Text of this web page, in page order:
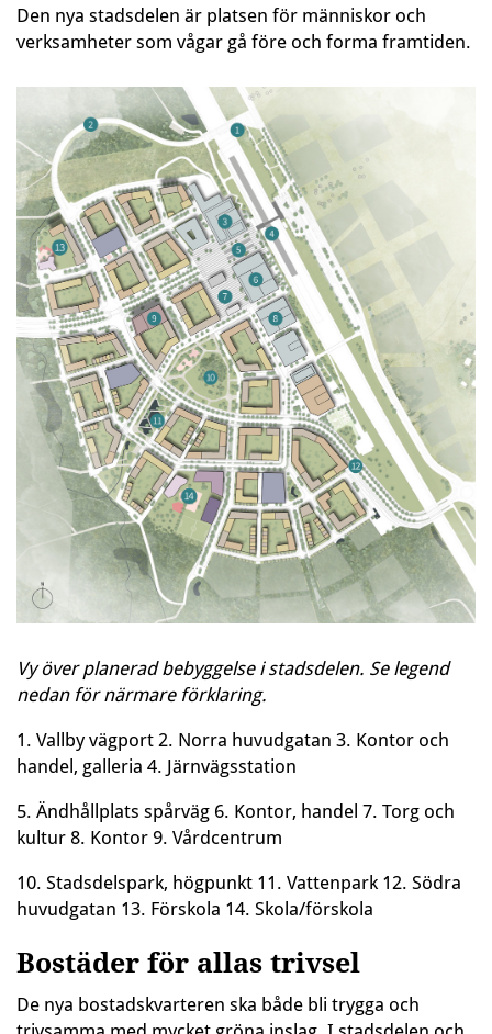
Den nya stadsdelen är platsen för människor och
verksamheter som vågar gå före och forma framtiden.
Vy över planerad bebyggelse i stadsdelen. Se legend
nedan för närmare förklaring.
1. Vallby vägport 2. Norra huvudgatan 3. Kontor och
handel, galleria 4. Järnvägsstation
5. Ändhållplats spårväg 6. Kontor, handel 7. Torg och
kultur 8. Kontor 9. Vårdcentrum
10. Stadsdelspark, högpunkt 11. Vattenpark 12. Södra
huvudgatan 13. Förskola 14. Skola/förskola
Bostäder för allas trivsel
De nya bostadskvarteren ska både bli trygga och